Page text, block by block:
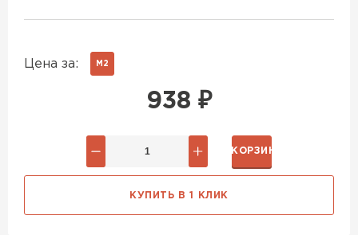
Цена за: М2
938 ₽
В КОРЗИНУ
КУПИТЬ В 1 КЛИК